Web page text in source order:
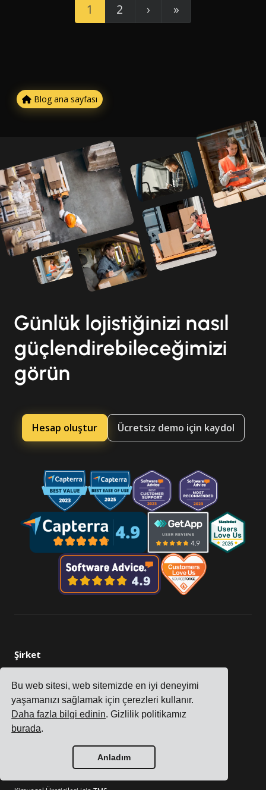
Bu web sitesi, web sitemizde en iyi deneyimi
yaşamanızı sağlamak için çerezleri kullanır.
Daha fazla bilgi edinin. Gizlilik politikamız
burada.
Anladım
1 2 › »
Blog ana sayfası
Günlük lojistiğinizi nasıl
güçlendirebileceğimizi
görün
Hesap oluştur Ücretsiz demo için kaydol
Şirket
Takip
Fiyatlandırma
Müşteri Hikayeleri
Bize Ulaşın
İş Ortağımız Olun